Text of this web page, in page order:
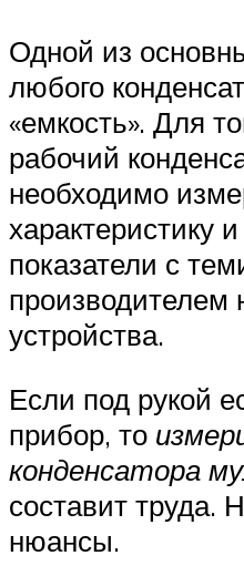
Одной из
любого
«емкость». Для
рабочий
необходимо
характеристику
показатели с
производителем
устройства.
Если под рукой
прибор, то
конденсатора
составит труда.
нюансы.